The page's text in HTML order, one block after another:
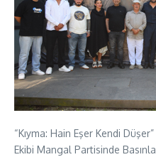
“Kıyma: Hain Eşer Kendi Düşer”
Ekibi Mangal Partisinde Basınla